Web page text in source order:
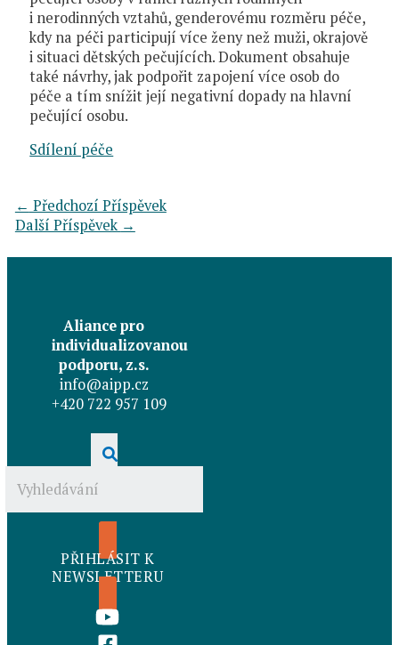
i nerodinných vztahů, genderovému rozměru péče,
kdy na péči participují více ženy než muži, okrajově
i situaci dětských pečujících. Dokument obsahuje
také návrhy, jak podpořit zapojení více osob do
péče a tím snížit její negativní dopady na hlavní
pečující osobu.
Sdílení péče
← Předchozí Příspěvek
Další Příspěvek →
Aliance pro
individualizovanou
podporu, z.s.
info@aipp.cz
+420 722 957 109
PŘIHLÁSIT K
NEWSLETTERU